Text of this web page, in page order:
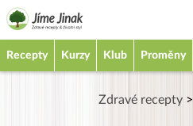
Recepty Kurzy Klub Proměny
Zdravé recepty>